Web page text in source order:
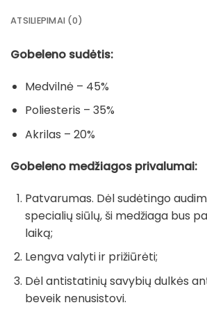
ATSILIEPIMAI (0)
Gobeleno sudėtis:
Medvilnė – 45%
Poliesteris – 35%
Akrilas – 20%
Gobeleno medžiagos privalumai:
Patvarumas. Dėl sudėtingo
specialių siūlų, ši medžiaga bus
laiką;
Lengva valyti ir prižiūrėti;
Dėl antistatinių savybių dulkės
beveik nenusistovi.